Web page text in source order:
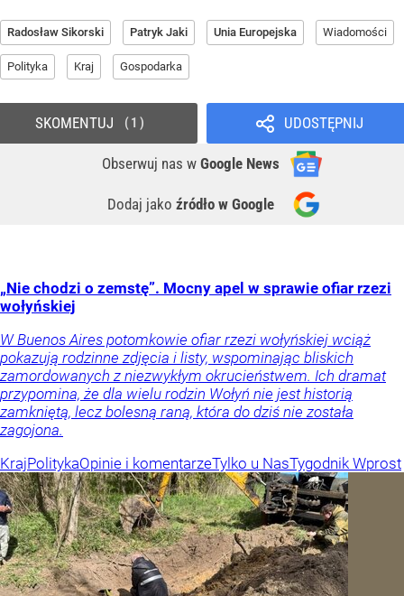
Radosław Sikorski Patryk Jaki Unia Europejska Wiadomości
Polityka Kraj Gospodarka
UDOSTĘPNIJ
Obserwuj nas w Google News
Dodaj jako źródło w Google
SKOMENTUJ 1
„Nie chodzi o zemstę”. Mocny apel w sprawie ofiar rzezi
wołyńskiej
W Buenos Aires potomkowie ofiar rzezi wołyńskiej wciąż
pokazują rodzinne zdjęcia i listy, wspominając bliskich
zamordowanych z niezwykłym okrucieństwem. Ich dramat
przypomina, że dla wielu rodzin Wołyń nie jest historią
zamkniętą, lecz bolesną raną, która do dziś nie została
zagojona.
KrajPolitykaOpinie i komentarzeTylko u NasTygodnik Wprost